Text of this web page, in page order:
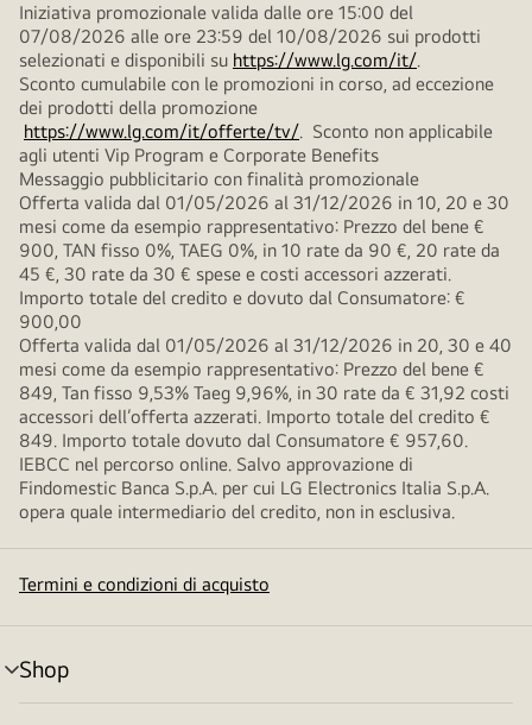
Iniziativa promozionale valida dalle ore 15:00 del
07/08/2026 alle ore 23:59 del 10/08/2026 sui prodotti
selezionati e disponibili su https://www.lg.com/it/.
Sconto cumulabile con le promozioni in corso, ad eccezione
dei prodotti della promozione
https://www.lg.com/it/offerte/tv/. Sconto non applicabile
agli utenti Vip Program e Corporate Benefits
Messaggio pubblicitario con finalità promozionale
Offerta valida dal 01/05/2026 al 31/12/2026 in 10, 20 e 30
mesi come da esempio rappresentativo: Prezzo del bene €
900, TAN fisso 0%, TAEG 0%, in 10 rate da 90 €, 20 rate da
45 €, 30 rate da 30 € spese e costi accessori azzerati.
Importo totale del credito e dovuto dal Consumatore: €
900,00
Offerta valida dal 01/05/2026 al 31/12/2026 in 20, 30 e 40
mesi come da esempio rappresentativo: Prezzo del bene €
849, Tan fisso 9,53% Taeg 9,96%, in 30 rate da € 31,92 costi
accessori dell’offerta azzerati. Importo totale del credito €
849. Importo totale dovuto dal Consumatore € 957,60.
IEBCC nel percorso online. Salvo approvazione di
Findomestic Banca S.p.A. per cui LG Electronics Italia S.p.A.
opera quale intermediario del credito, non in esclusiva.
Termini e condizioni di acquisto
Shop
Attivazione
menu